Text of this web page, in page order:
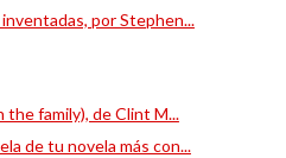
por Stephen...
family), de Clint M...
de tu novela más con...